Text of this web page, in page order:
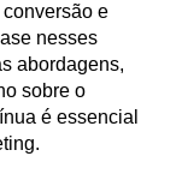
e
nesses
abordagens,
sobre o
é essencial